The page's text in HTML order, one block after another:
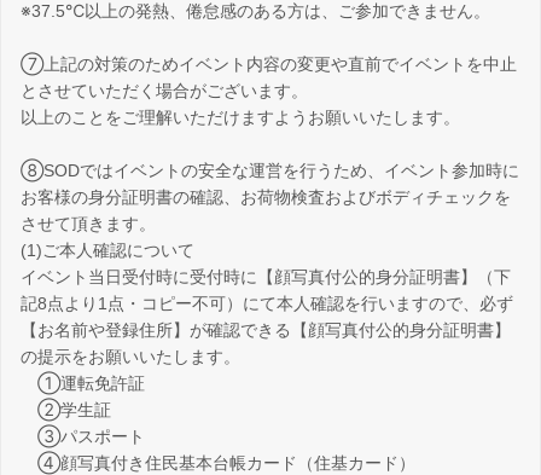
※37.5℃以上の発熱、倦怠感のある方は、ご参加できません。
⑦上記の対策のためイベント内容の変更や直前でイベントを中止
とさせていただく場合がございます。
以上のことをご理解いただけますようお願いいたします。
⑧SODではイベントの安全な運営を行うため、イベント参加時に
お客様の身分証明書の確認、お荷物検査およびボディチェックを
させて頂きます。
(1)ご本人確認について
イベント当日受付時に受付時に【顔写真付公的身分証明書】（下
記8点より1点・コピー不可）にて本人確認を行いますので、必ず
【お名前や登録住所】が確認できる【顔写真付公的身分証明書】
の提示をお願いいたします。
①運転免許証
②学生証
③パスポート
④顔写真付き住民基本台帳カード（住基カード）